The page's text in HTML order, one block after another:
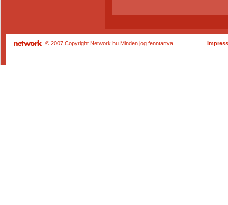
© 2007 Copyright Network.hu Minden jog fenntartva.